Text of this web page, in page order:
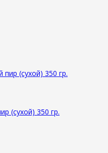
(сухой) 350 гр.